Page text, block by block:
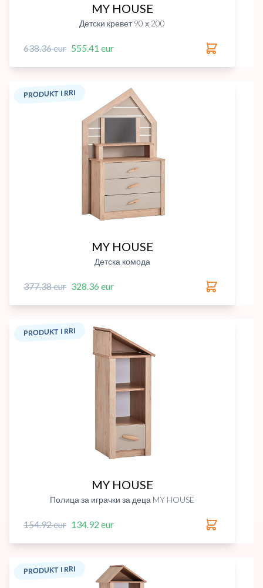
MY HOUSE
Детски кревет 90 х 200
638.36 eur 555.41 eur
PRODUKT I RRI
MY HOUSE
Детска комода
377.38 eur 328.36 eur
PRODUKT I RRI
MY HOUSE
Полица за играчки за деца MY HOUSE
154.92 eur 134.92 eur
PRODUKT I RRI